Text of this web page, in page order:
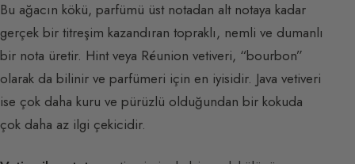
Bu ağacın kökü, parfümü üst notadan alt notaya kadar
gerçek bir titreşim kazandıran topraklı, nemli ve dumanlı
bir nota üretir. Hint veya Réunion vetiveri, “bourbon”
olarak da bilinir ve parfümeri için en iyisidir. Java vetiveri
ise çok daha kuru ve pürüzlü olduğundan bir kokuda
çok daha az ilgi çekicidir.